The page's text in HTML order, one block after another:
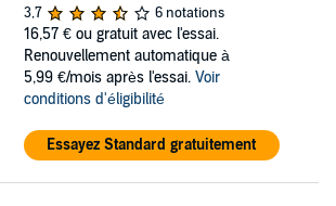
3,7
6 notations
16,57 € ou gratuit avec l'essai.
Renouvellement automatique à
5,99 €/mois après l'essai. Voir
conditions d'éligibilité
Essayez Standard gratuitement